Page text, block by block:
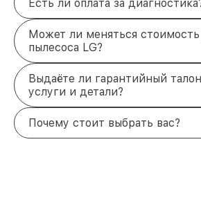
Есть ли оплата за
Может ли меняться
пылесоса LG?
Выдаёте ли гарантийный
услуги и детали?
Почему стоит выбрать вас?